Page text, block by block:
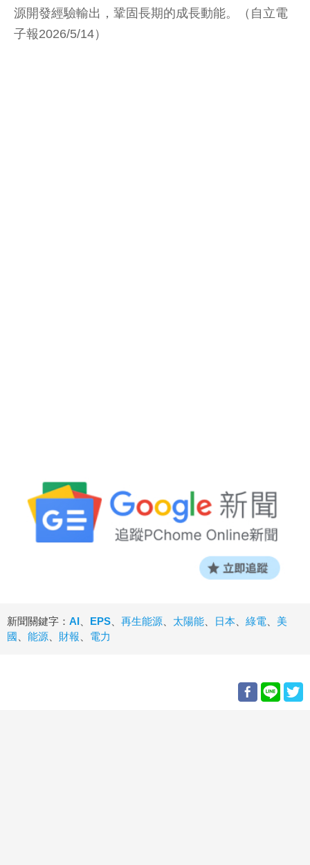
源開發經驗輸出，鞏固長期的成長動能。（自立電
子報2026/5/14）
新聞關鍵字： AI EPS 再生能源 太陽能 日本 綠電
美
國
能源 財報 電力